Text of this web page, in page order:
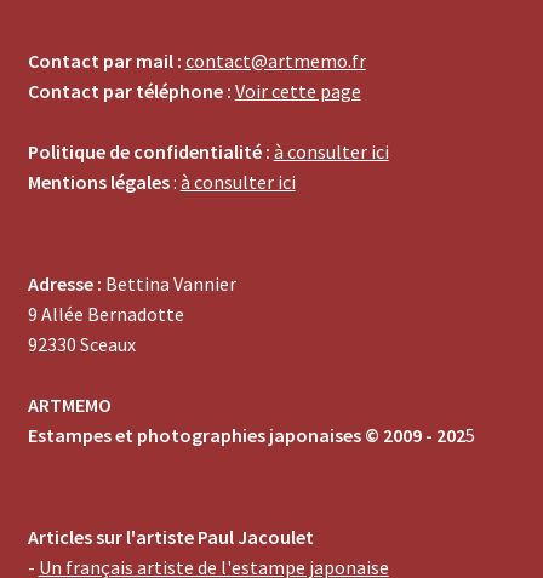
Contact par mail : contact@artmemo.fr
Contact par téléphone : Voir cette page
Politique de confidentialité : à consulter ici
Mentions légales: à consulter ici
Adresse : Bettina Vannier
9 Allée Bernadotte
92330 Sceaux
ARTMEMO
Estampes et photographies japonaises © 2009 - 2025
Articles sur l'artiste Paul Jacoulet
- Un français artiste de l'estampe japonaise